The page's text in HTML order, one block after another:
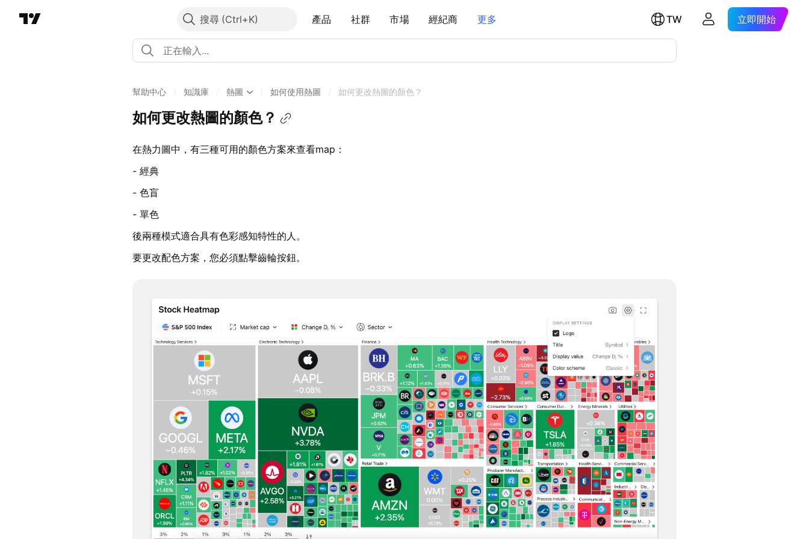
搜尋 產品 社群 市場 經紀商 更多 TW 立即開始
幫助中心 知識庫 熱圖 如何使用熱圖 如何更改熱圖的顏色？
如何更改熱圖的顏色？
在熱力圖中，有三種可用的顏色方案來查看map：
- 經典
- 色盲
- 單色
後兩種模式適合具有色彩感知特性的人。
要更改配色方案，您必須點擊齒輪按鈕。